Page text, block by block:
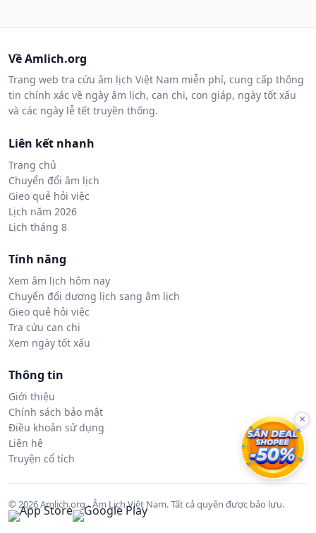
Về Amlich.org
Trang web tra cứu âm lịch Việt Nam miễn phí, cung cấp thông
tin chính xác về ngày âm lịch, can chi, con giáp, ngày tốt xấu
và các ngày lễ tết truyền thống.
Liên kết nhanh
Trang chủ
Chuyển đổi âm lịch
Gieo quẻ hỏi việc
Lịch năm 2026
Lịch tháng 8
Tính năng
Xem âm lịch hôm nay
Chuyển đổi dương lịch sang âm lịch
Gieo quẻ hỏi việc
Tra cứu can chi
Xem ngày tốt xấu
Thông tin
Giới thiệu
Chính sách bảo mật
Điều khoản sử dụng
Liên hệ
Truyện cổ tích
© 2026 Amlich.org - Âm Lịch Việt Nam. Tất cả quyền được bảo lưu.
×